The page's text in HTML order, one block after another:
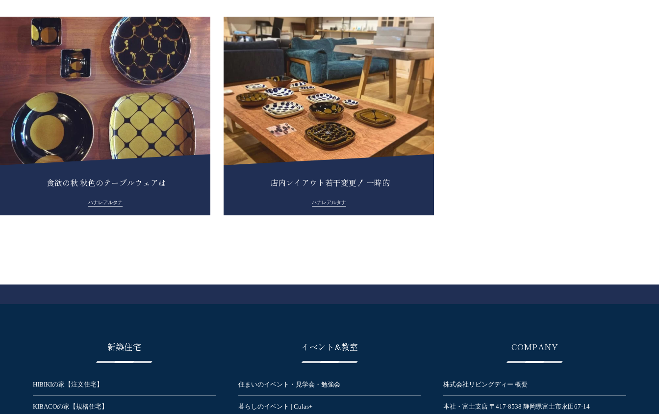
︎ 食欲の秋 秋色のテーブルウェアは
ハナレアルタナ
︎ 店内レイアウト若干変更！ 一時的
ハナレアルタナ
新築住宅
HIBIKIの家【注文住宅】
KIBACOの家【規格住宅】
イベント&教室
住まいのイベント・見学会・勉強会
暮らしのイベント | Culas+
COMPANY
株式会社リビングディー 概要
本社・富士支店 〒417-8538 静岡県富士市永田67-14